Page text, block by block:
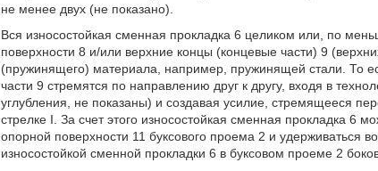
не менее двух (не показано).
Вся износостойкая сменная прокладка 6 целиком или, по
поверхности 8 и/или верхние концы (концевые части) 9
(пружинящего) материала, например, пружинящей стали. То
части 9 стремятся по направлению друг к другу, входя в
углубления, не показаны) и создавая усилие, стремящееся
стрелке I. За счет этого износостойкая сменная прокладка 6
опорной поверхности 11 буксового проема 2 и удерживаться
износостойкой сменной прокладки 6 в буксовом проеме 2